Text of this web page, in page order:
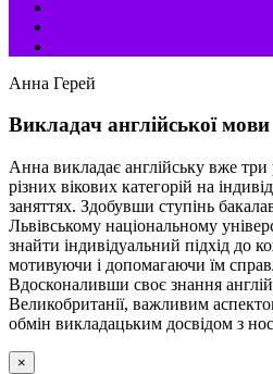
Анна Герей
Викладач англійської мови
Анна викладає англійську вже
різних вікових категорій на
заняттях. Здобувши ступінь
Львівському національному
знайти індивідуальний підхід до
мотивуючи і допомагаючи їм
Вдосконаливши своє знання
Великобританії, важливим
обмін викладацьким досвідом з
×